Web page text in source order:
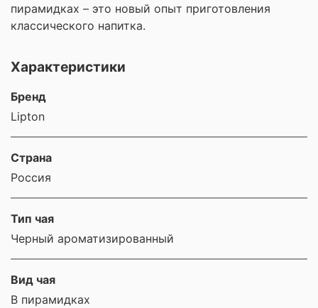
пирамидках – это новый опыт приготовления
классического напитка.
Характеристики
Бренд
Lipton
Страна
Россия
Тип чая
Черный ароматизированный
Вид чая
В пирамидках